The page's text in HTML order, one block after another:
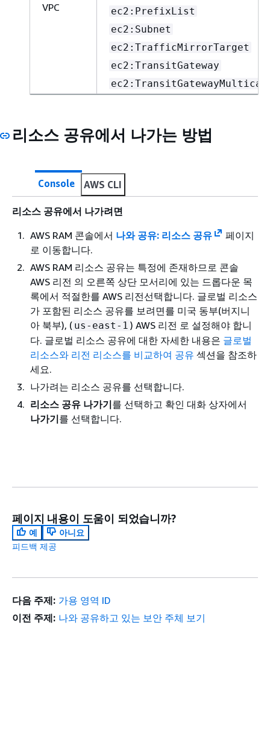
VPC
ec2:PrefixList
ec2:Subnet
ec2:TrafficMirrorTarget
ec2:TransitGateway
리소스 공유에서 나가는 방법
Console AWS CLI
리소스 공유에서 나가려면
AWS RAM 콘솔에서 나와 공유: 리소스 공유
페이지
로 이동합니다.
AWS RAM 리소스 공유는 특정에 존재하므로 콘솔
AWS 리전 의 오른쪽 상단 모서리에 있는 드롭다운 목
록에서 적절한를 AWS 리전선택합니다. 글로벌 리소스
가 포함된 리소스 공유를 보려면를 미국 동부(버지니
아 북부), ( us-east-1 ) AWS 리전 로 설정해야 합니
다. 글로벌 리소스 공유에 대한 자세한 내용은 글로벌
리소스와 리전 리소스를 비교하여 공유 섹션을 참조하
세요.
나가려는 리소스 공유를 선택합니다.
리소스 공유 나가기를 선택하고 확인 대화 상자에서
나가기를 선택합니다.
페이지 내용이 도움이 되었습니까?
예
아니요
피드백 제공
다음 주제: 가용 영역 ID
이전 주제: 나와 공유하고 있는 보안 주체 보기